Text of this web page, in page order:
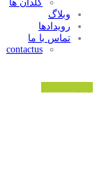
گلدان ها
وبلاگ
رویدادها
تماس با ما
contactus